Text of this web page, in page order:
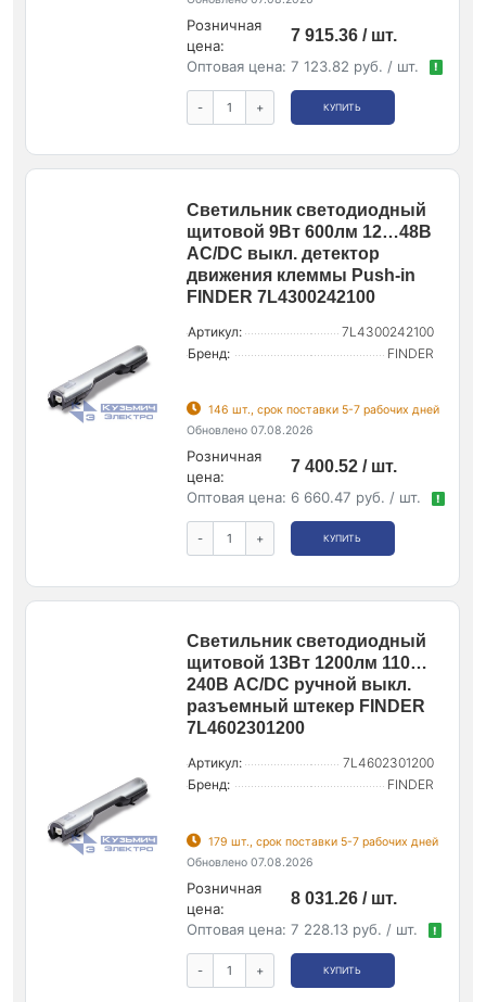
Розничная
цена:
7 915.36 / шт.
Оптовая цена: 7 123.82 руб. / шт. !
- + КУПИТЬ
Светильник светодиодный
щитовой 9Вт 600лм 12…48В
AC/DC выкл. детектор
движения клеммы Push-in
FINDER 7L4300242100
Артикул:
7L4300242100
Бренд:
FINDER
146 шт., срок поставки 5-7 рабочих дней
Обновлено 07.08.2026
Розничная
цена:
7 400.52 / шт.
Оптовая цена: 6 660.47 руб. / шт. !
- + КУПИТЬ
Светильник светодиодный
щитовой 13Вт 1200лм 110…
240В AC/DC ручной выкл.
разъемный штекер FINDER
7L4602301200
Артикул:
7L4602301200
Бренд:
FINDER
179 шт., срок поставки 5-7 рабочих дней
Обновлено 07.08.2026
Розничная
цена:
8 031.26 / шт.
Оптовая цена: 7 228.13 руб. / шт. !
- + КУПИТЬ